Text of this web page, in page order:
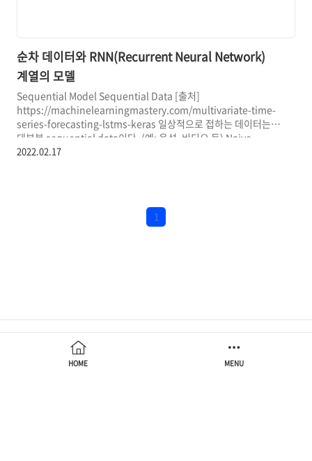
순차 데이터와 RNN(Recurrent Neural Network)
계열의 모델
Sequential Model Sequential Data [출처]
https://machinelearningmastery.com/multivariate-time-
series-forecasting-lstms-keras 일상적으로 접하는 데이터는
대부분 sequential data이다. (예: 음성, 비디오 등) Naive
Sequence Model
p(xt|x t −1,x t−2 ⋯
https://www.researchgate.net/figure/Autoregressi..
2022.02.17
1
HOME MENU